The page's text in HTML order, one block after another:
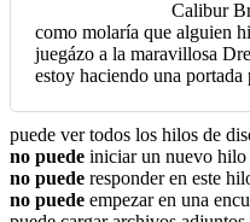
Calibur
como molaría que alguien
juegázo a la maravillosa
estoy haciendo una portada
puede ver todos los hilos de
no puede iniciar un nuevo hilo
no puede responder en este
no puede empezar en una